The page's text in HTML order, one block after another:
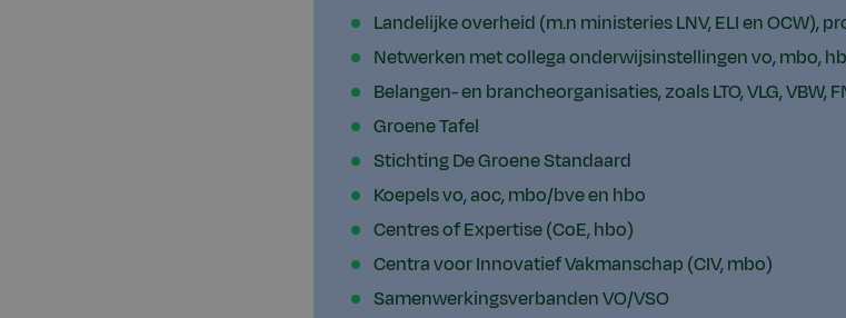
Landelijke overheid (m.n ministeries LNV, ELI en OCW),
Netwerken met collega onderwijsinstellingen vo, mbo,
Belangen- en brancheorganisaties, zoals LTO, VLG, VBW,
Groene Tafel
Stichting De Groene Standaard
Koepels vo, aoc, mbo/bve en hbo
Centres of Expertise (CoE, hbo)
Centra voor Innovatief Vakmanschap (CIV, mbo)
Samenwerkingsverbanden VO/VSO